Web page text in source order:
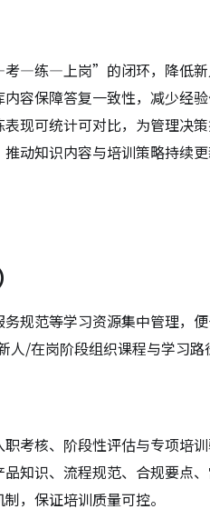
—练—上岗”的闭环，降低新
容保障答复一致性，减少经验
现可统计可对比，为管理决策
动知识内容与培训策略持续更
规范等学习资源集中管理，便
人/在岗阶段组织课程与学习路
考核、阶段性评估与专项培训
知识、流程规范、合规要点、
，保证培训质量可控。